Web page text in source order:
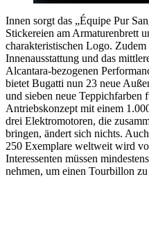
Innen sorgt das „Équipe Pur
Stickereien am Armaturenbrett
charakteristischen Logo.
Innenausstattung und das
Alcantara-bezogenen
bietet Bugatti nun 23 neue
und sieben neue
Antriebskonzept mit einem
drei Elektromotoren, die
bringen, ändert sich nichts.
250 Exemplare weltweit wird
Interessenten müssen
nehmen, um einen Tourbillon